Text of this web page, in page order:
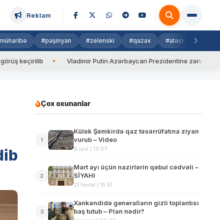
Reklam
#paşinyan #zelenski #qazax #atəşkəs
Vladimir Putin Azərbaycan Prezidentinə zəng edib
Çox oxunanlar
1
Külək Şəmkirdə qaz təsərrüfatına ziyan
vurub – Video
8 iyul / 13:07
2
Mart ayı üçün nazirlərin qəbul cədvəli –
SİYAHI
21 fevral / 15:51
3
Xankəndidə generalların gizli toplantısı
baş tutub – Plan nədir?